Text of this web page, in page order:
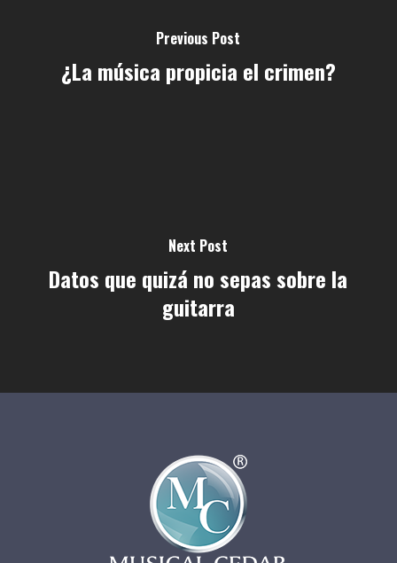
Previous Post
¿La música propicia el crimen?
Next Post
Datos que quizá no sepas sobre la
guitarra